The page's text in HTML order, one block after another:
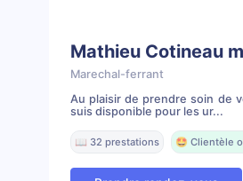
Mathieu Cotineau
Marechal-ferrant
Au plaisir de prendre soin de
suis disponible pour les ur...
📖 32 prestations 🤩 Clientèle